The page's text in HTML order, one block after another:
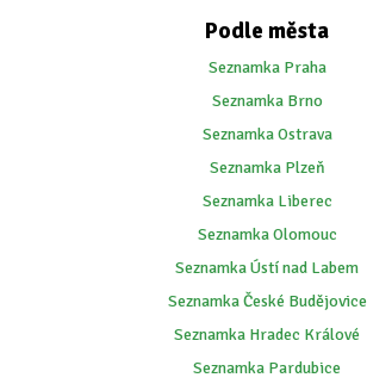
Podle města
Seznamka Praha
Seznamka Brno
Seznamka Ostrava
Seznamka Plzeň
Seznamka Liberec
Seznamka Olomouc
Seznamka Ústí nad Labem
Seznamka České Budějovice
Seznamka Hradec Králové
Seznamka Pardubice